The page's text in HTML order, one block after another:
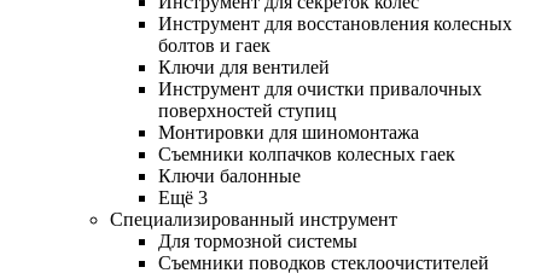
Инструмент для восстановления колесных
болтов и гаек
Ключи для вентилей
Инструмент для очистки привалочных
поверхностей ступиц
Монтировки для шиномонтажа
Съемники колпачков колесных гаек
Ключи балонные
Ещё 3
Специализированный инструмент
Для тормозной системы
Съемники поводков стеклоочистителей